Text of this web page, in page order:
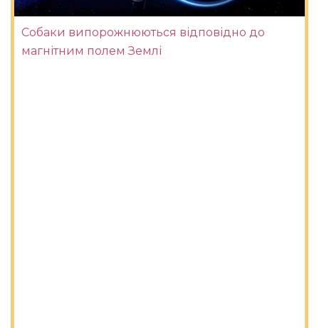
Собаки випорожнюються відповідно до
магнітним полем Землі